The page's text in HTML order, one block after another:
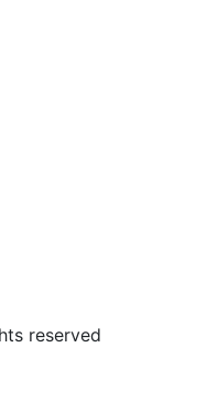
reserved